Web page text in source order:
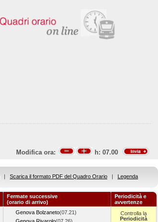
Modifica ora: h: 07.00
| Scarica il formato PDF del Quadro Orario | Legenda
Fermate successive
(orario di arrivo)
Periodicità e
avvertenze
Genova Bolzaneto(07.21)
Controlla la
Periodicità